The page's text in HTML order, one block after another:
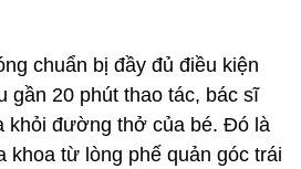
chuẩn bị đầy đủ điều kiện
gần 20 phút thao tác, bác sĩ
khỏi đường thở của bé. Đó là
khoa từ lòng phế quản góc trái